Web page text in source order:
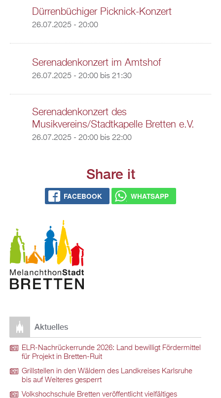
Dürrenbüchiger Picknick-Konzert
26.07.2025 - 20:00
Serenadenkonzert im Amtshof
26.07.2025 - 20:00bis 21:30
Serenadenkonzert des
Musikvereins/Stadtkapelle Bretten e.V.
26.07.2025 - 20:00bis 22:00
Share it
FACEBOOK WHATSAPP
Aktuelles
ELR-Nachrückerrunde 2026: Land bewilligt Fördermittel
für Projekt in Bretten-Ruit
Grillstellen in den Wäldern des Landkreises Karlsruhe
bis auf Weiteres gesperrt
Volkshochschule Bretten veröffentlicht vielfältiges